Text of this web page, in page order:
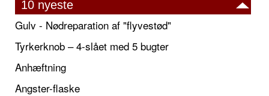
10 nyeste
Gulv - Nødreparation af "flyvestød"
Tyrkerknob – 4-slået med 5 bugter
Anhæftning
Angster-flaske